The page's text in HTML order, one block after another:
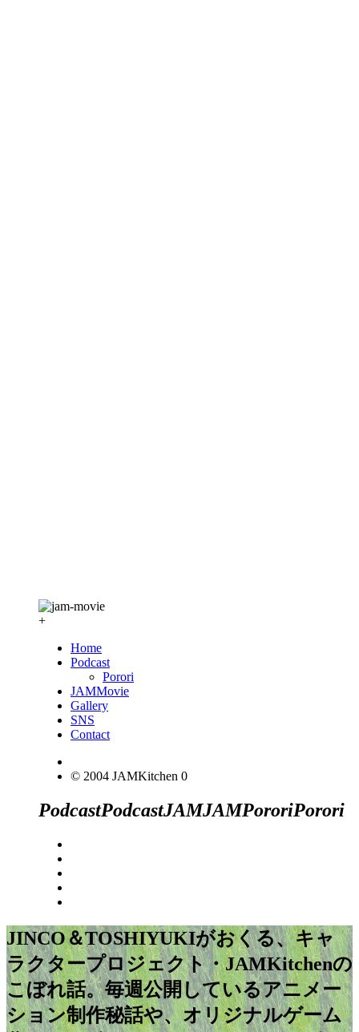
+
Home
Podcast
Porori
JAMMovie
Gallery
SNS
Contact
© 2004 JAMKitchen 0
PodcastPodcastJAMJAMPororiPorori
JINCO＆TOSHIYUKIがおくる、キャ
ラクタープロジェクト・JAMKitchenの
こぼれ話。毎週公開しているアニメー
ション制作秘話や、オリジナルゲーム